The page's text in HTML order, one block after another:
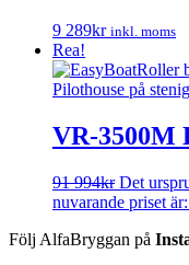
9 289kr inkl. moms
Rea!
VR-3500M
91 994kr Det
nuvarande priset
Följ AlfaBryggan på